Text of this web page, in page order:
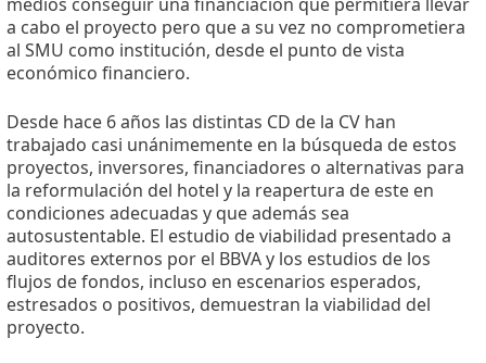
a cabo el proyecto pero que a su vez no comprometiera
al SMU como institución, desde el punto de vista
económico financiero.
Desde hace 6 años las distintas CD de la CV han
trabajado casi unánimemente en la búsqueda de estos
proyectos, inversores, financiadores o alternativas para
la reformulación del hotel y la reapertura de este en
condiciones adecuadas y que además sea
autosustentable. El estudio de viabilidad presentado a
auditores externos por el BBVA y los estudios de los
flujos de fondos, incluso en escenarios esperados,
estresados o positivos, demuestran la viabilidad del
proyecto.